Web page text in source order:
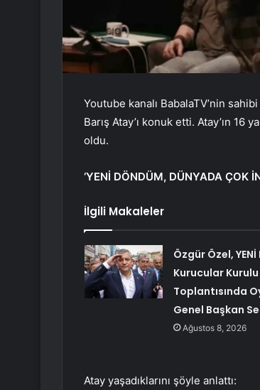
Youtube kanalı BabalaTV’nin
Barış Atay’ı konuk etti. Atay’ın
oldu.
‘YENİ DÖNDÜM, DÜNYADA ÇOK
İlgili Makaleler
Özgür Özel,
Kurucular Kurulu
Toplantısında
Genel Başkan
Ağustos 8, 2026
Atay yaşadıklarını şöyle anlattı: